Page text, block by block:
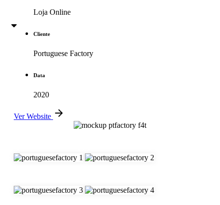
Loja Online
Cliente
Portuguese Factory
Data
2020
Ver Website